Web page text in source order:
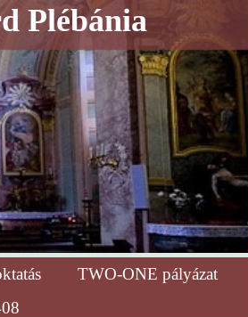
Plébánia
TWO-ONE pályázat